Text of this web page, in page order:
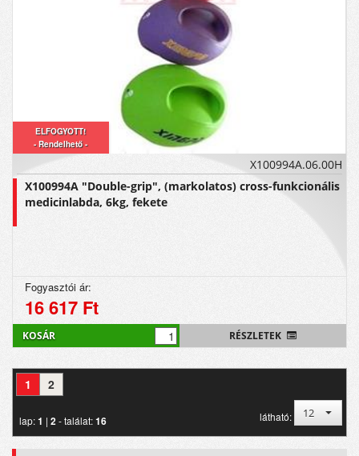
ELFOGYOTT!
- Rendelhető -
X100994A.06.00H
X100994A "Double-grip", (markolatos) cross-funkcionális
medicinlabda, 6kg, fekete
Fogyasztói ár:
16 617 Ft
RÉSZLETEK
KOSÁR
lap:1 | 2- találat:16
1 2
látható: 12